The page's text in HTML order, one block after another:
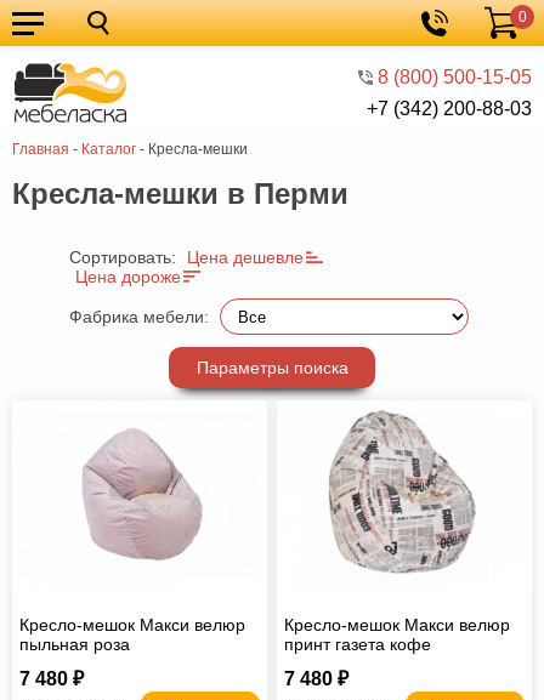
8 (800) 500-15-05
+7 (342) 200-88-03
Корзина
0
Главная - Каталог - Кресла-мешки
Кухонные
гарнитуры
Мебель
для
кухни
Мебель
для
спальни
Кровати
Шкафы
Детская
прихожей
под
компьютер
Мебель
для
Мебель
Кресла-мешки в Перми
Сортировать:
Цена дешевле
Цена дороже
Фабрика мебели:
Параметры поиска
Кресло-мешок Макси велюр
пыльная роза
7 480 ₽
Кресло-мешок Макси велюр
принт газета кофе
7 480 ₽